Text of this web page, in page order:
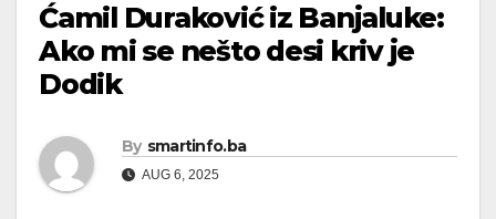
Ćamil Duraković iz Banjaluke:
Ako mi se nešto desi kriv je
Dodik
By smartinfo.ba
AUG 6, 2025